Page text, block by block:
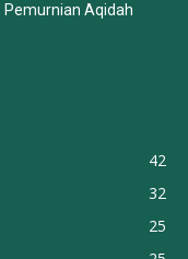
Pemurnian Aqidah
42
32
25